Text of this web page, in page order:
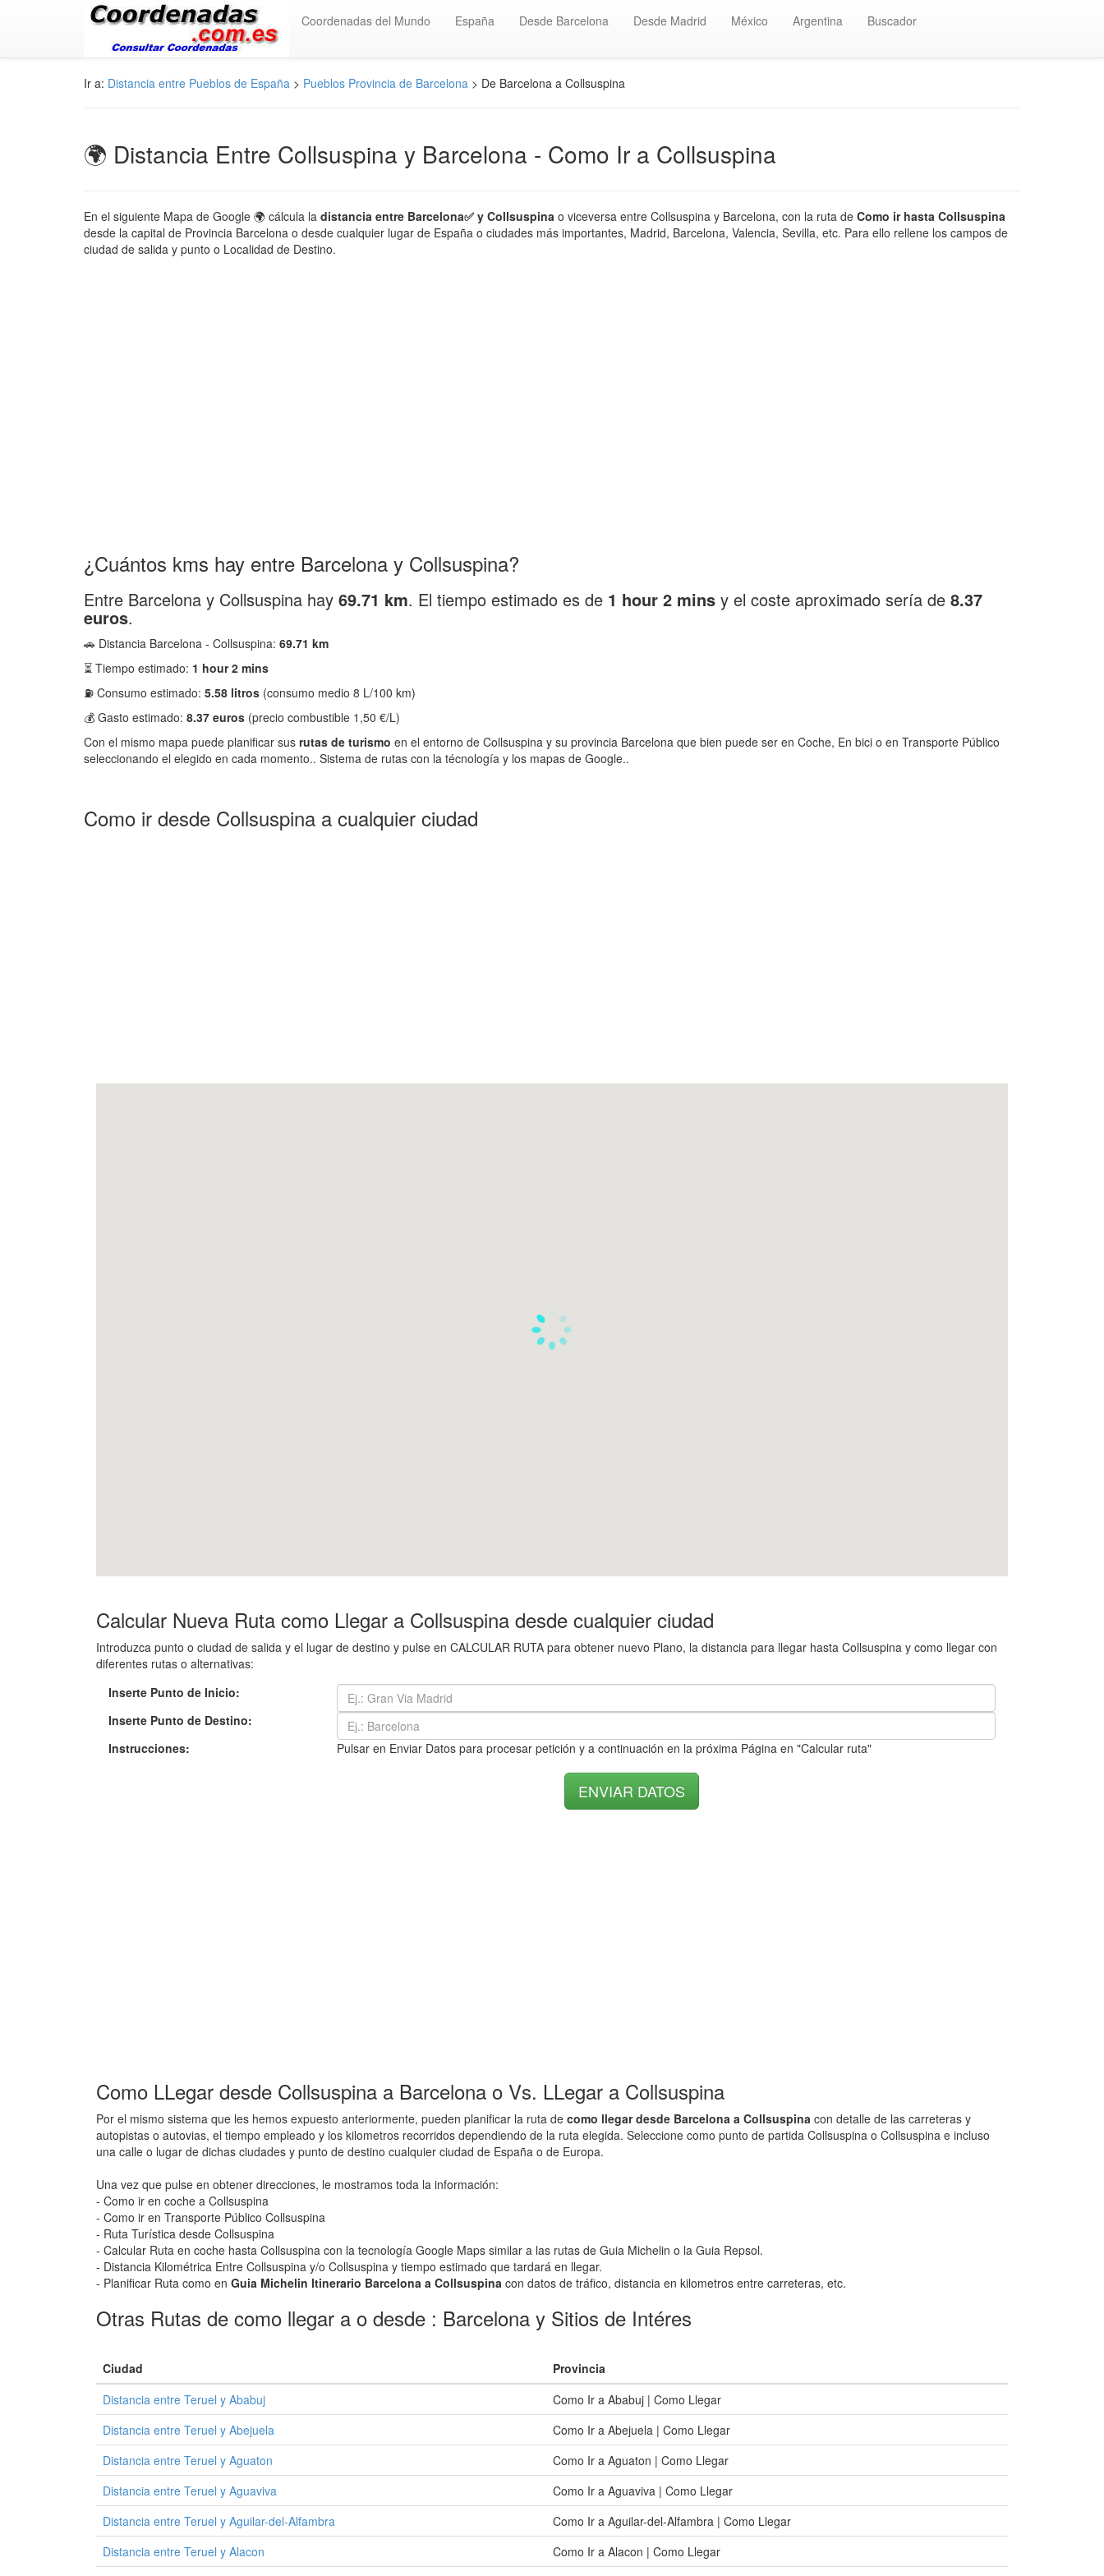
Coordenadas del Mundo España Desde Barcelona Desde Madrid México Argentina Buscador
Ir a: Distancia entre Pueblos de España > Pueblos Provincia de Barcelona > De Barcelona a Collsuspina
🌍 Distancia Entre Collsuspina y Barcelona - Como Ir a Collsuspina
En el siguiente Mapa de Google 🌍 cálcula la distancia entre Barcelona✅ y Collsuspina o viceversa entre Collsuspina y Barcelona, con la ruta de Como ir hasta Collsuspina
desde la capital de Provincia Barcelona o desde cualquier lugar de España o ciudades más importantes, Madrid, Barcelona, Valencia, Sevilla, etc. Para ello rellene los campos de
ciudad de salida y punto o Localidad de Destino.
¿Cuántos kms hay entre Barcelona y Collsuspina?
Entre Barcelona y Collsuspina hay 69.71 km. El tiempo estimado es de 1 hour 2 mins y el coste aproximado sería de 8.37
euros.
🚗 Distancia Barcelona - Collsuspina: 69.71 km
⏳ Tiempo estimado: 1 hour 2 mins
⛽ Consumo estimado: 5.58 litros (consumo medio 8 L/100 km)
💰 Gasto estimado: 8.37 euros (precio combustible 1,50 €/L)
Con el mismo mapa puede planificar sus rutas de turismo en el entorno de Collsuspina y su provincia Barcelona que bien puede ser en Coche, En bici o en Transporte Público
seleccionando el elegido en cada momento.. Sistema de rutas con la técnología y los mapas de Google..
Como ir desde Collsuspina a cualquier ciudad
Calcular Nueva Ruta como Llegar a Collsuspina desde cualquier ciudad
Introduzca punto o ciudad de salida y el lugar de destino y pulse en CALCULAR RUTA para obtener nuevo Plano, la distancia para llegar hasta Collsuspina y como llegar con
diferentes rutas o alternativas:
Inserte Punto de Inicio:
Inserte Punto de Destino:
Instrucciones:
Pulsar en Enviar Datos para procesar petición y a continuación en la próxima Página en "Calcular ruta"
Como LLegar desde Collsuspina a Barcelona o Vs. LLegar a Collsuspina
Por el mismo sistema que les hemos expuesto anteriormente, pueden planificar la ruta de como llegar desde Barcelona a Collsuspina con detalle de las carreteras y
autopistas o autovias, el tiempo empleado y los kilometros recorridos dependiendo de la ruta elegida. Seleccione como punto de partida Collsuspina o Collsuspina e incluso
una calle o lugar de dichas ciudades y punto de destino cualquier ciudad de España o de Europa.
Una vez que pulse en obtener direcciones, le mostramos toda la información:
- Como ir en coche a Collsuspina
- Como ir en Transporte Público Collsuspina
- Ruta Turística desde Collsuspina
- Calcular Ruta en coche hasta Collsuspina con la tecnología Google Maps similar a las rutas de Guia Michelin o la Guia Repsol.
- Distancia Kilométrica Entre Collsuspina y/o Collsuspina y tiempo estimado que tardará en llegar.
- Planificar Ruta como en Guia Michelin Itinerario Barcelona a Collsuspina con datos de tráfico, distancia en kilometros entre carreteras, etc.
Otras Rutas de como llegar a o desde : Barcelona y Sitios de Intéres
Ciudad
Provincia
Distancia entre Teruel y Ababuj
Como Ir a Ababuj | Como Llegar
Distancia entre Teruel y Abejuela
Como Ir a Abejuela | Como Llegar
Distancia entre Teruel y Aguaton
Como Ir a Aguaton | Como Llegar
Distancia entre Teruel y Aguaviva
Como Ir a Aguaviva | Como Llegar
Distancia entre Teruel y Aguilar-del-Alfambra
Como Ir a Aguilar-del-Alfambra | Como Llegar
Distancia entre Teruel y Alacon
Como Ir a Alacon | Como Llegar